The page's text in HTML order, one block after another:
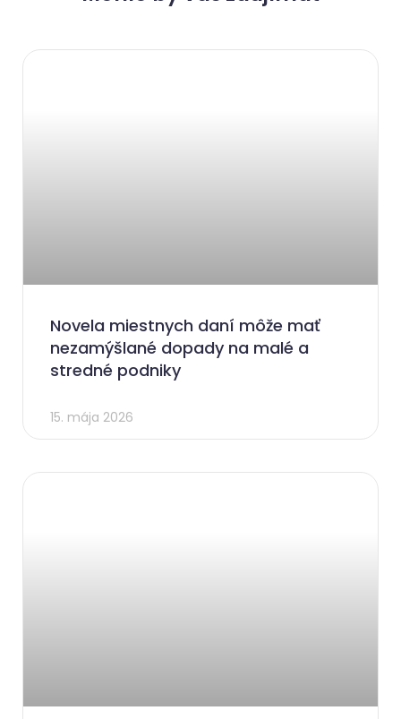
Novela miestnych daní môže mať
nezamýšlané dopady na malé a
stredné podniky
15. mája 2026